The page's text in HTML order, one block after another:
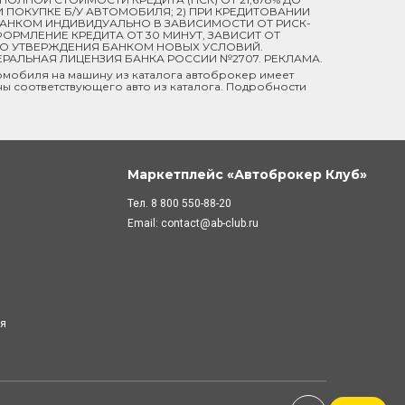
ПОКУПКЕ Б/У АВТОМОБИЛЯ; 2) ПРИ КРЕДИТОВАНИИ
ИНДИВИДУАЛЬНО В ЗАВИСИМОСТИ ОТ РИСК-
КРЕДИТА ОТ 30 МИНУТ, ЗАВИСИТ ОТ
УТВЕРЖДЕНИЯ БАНКОМ НОВЫХ УСЛОВИЙ.
ЛИЦЕНЗИЯ БАНКА РОССИИ №2707. РЕКЛАМА.
на машину из каталога автоброкер имеет
соответствующего авто из каталога. Подробности
Маркетплейс «Автоброкер Клуб»
Тел. 8 800 550-88-20
Email: contact@ab-club.ru